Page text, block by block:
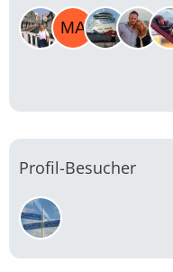
Profil-Besucher